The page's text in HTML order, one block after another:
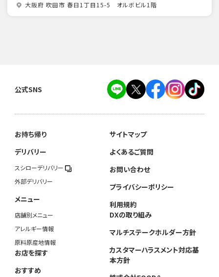
大阪府 吹田市 春日1丁目15-5 オルボビル1階
公式SNS
お持ち帰り
デリバリー
スシローデリバリー
外部デリバリー
メニュー
店舗別メニュー
アレルギー情報
原料原産地情報
お店を探す
おすすめ
サイトマップ
よくあるご質問
お問い合わせ
プライバシーポリシー
利用規約
DXの取り組み
マルチステークホルダー方針
カスタマーハラスメント対応基
本方針